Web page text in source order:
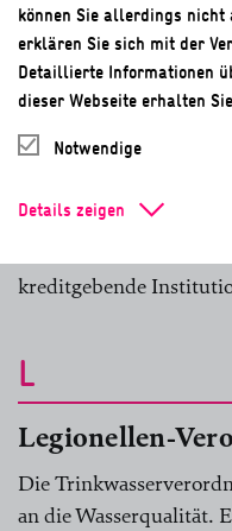
K
Im Finanzwesen die
Investition oder eines
kreditgebende
L
Legionellen-
Die
an die Wasserqualität.
können Sie allerdings
erklären Sie sich mit der
Detaillierte Informationen
dieser Webseite erhalten
Notwendige
Details zeigen